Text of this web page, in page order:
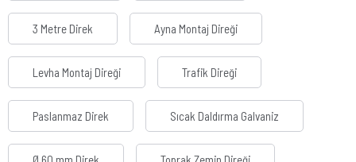
3 Metre Direk Ayna Montaj Direği
Levha Montaj Direği Trafik Direği
Paslanmaz Direk Sıcak Daldırma Galvaniz